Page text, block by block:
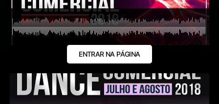
ENTRAR NA PÁGINA